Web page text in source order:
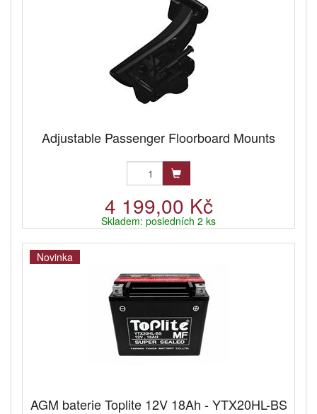
Adjustable Passenger Floorboard Mounts
4 199,00 Kč
Skladem: posledních 2 ks
Novinka
AGM baterie Toplite 12V 18Ah - YTX20HL-BS